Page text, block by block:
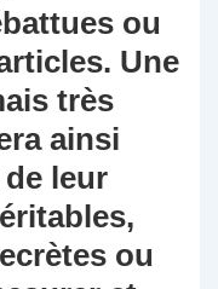
ou
Une
très
ainsi
leur
ou